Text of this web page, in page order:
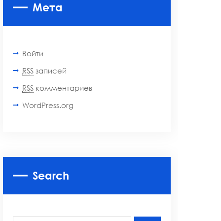
Мета
Войти
RSS записей
RSS комментариев
WordPress.org
Search